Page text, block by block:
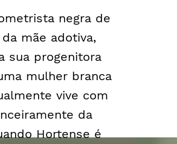
negra de
mãe adotiva,
sua progenitora
mulher branca
vive com
da
Hortense é